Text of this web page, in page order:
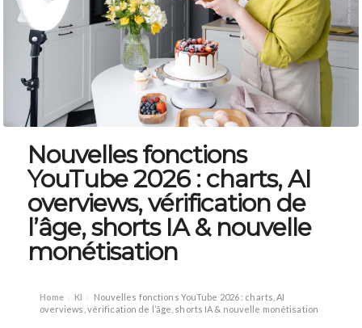
Nouvelles fonctions
YouTube 2026 : charts, AI
overviews, vérification de
l’âge, shorts IA & nouvelle
monétisation
Home › KI ›
Nouvelles fonctions YouTube 2026 : charts, AI
overviews, vérification de l’âge, shorts IA & nouvelle monétisation